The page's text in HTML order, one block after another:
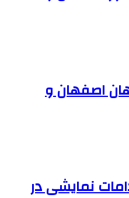
اصفهان و
نمایشی در